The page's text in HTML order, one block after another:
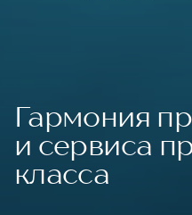
Гармония
и сервиса
класса